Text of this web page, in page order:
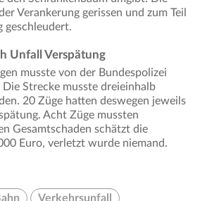
Verankerung gerissen und zum Teil
geschleudert.
Unfall Verspätung
musste von der Bundespolizei
Strecke musste dreieinhalb
20 Züge hatten deswegen jeweils
Acht Züge mussten
Gesamtschaden schätzt die
Euro, verletzt wurde niemand.
Verkehrsunfall